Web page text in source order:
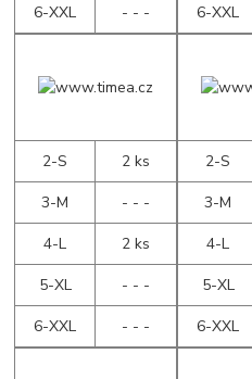
6-XXL
- - -
6-XXL
2-S
2 ks
3-M
- - -
4-L
2 ks
5-XL
- - -
6-XXL
- - -
2-S
3-M
4-L
5-XL
6-XXL